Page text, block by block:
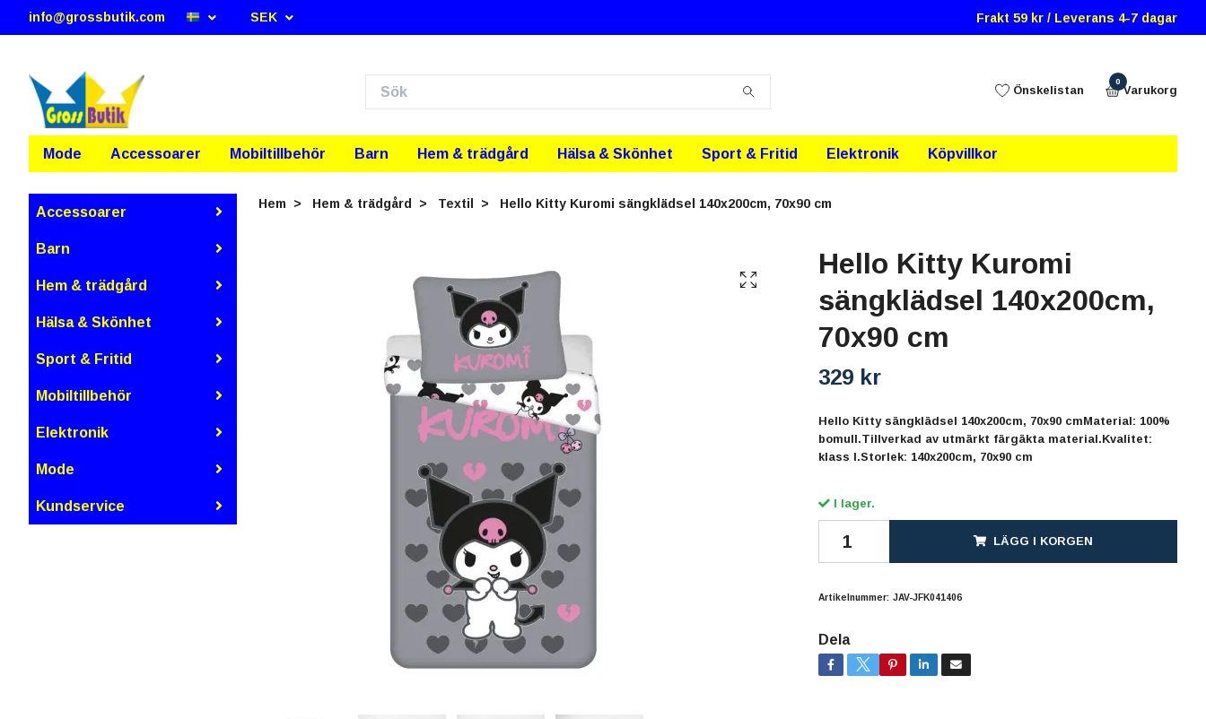
info@grossbutik.com SEK Frakt 59 kr / Leverans 4-7 dagar
Önskelistan
0
Varukorg
Mode Accessoarer Mobiltillbehör Barn Hem & trädgård Hälsa & Skönhet Sport & Fritid Elektronik Köpvillkor
Accessoarer
Barn
Hem & trädgård
Hälsa & Skönhet
Sport & Fritid
Mobiltillbehör
Elektronik
Mode
Kundservice
Hem Hem & trädgård Textil Hello Kitty Kuromi sängklädsel 140x200cm, 70x90 cm
Hello Kitty Kuromi
sängklädsel 140x200cm,
70x90 cm
329 kr
Hello Kitty sängklädsel 140x200cm, 70x90 cmMaterial: 100%
bomull.Tillverkad av utmärkt färgäkta material.Kvalitet:
klass I.Storlek: 140x200cm, 70x90 cm
I lager.
LÄGG I KORGEN
Artikelnummer: JAV-JFK041406
Dela